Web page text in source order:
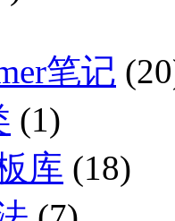
笔记
(1)
库 (18)